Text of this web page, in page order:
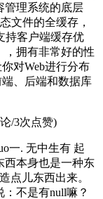
管理系统的底层
文件的全缓存，
持客户端缓存优
，拥有非常好的性
对Web进行分布
、后端和数据库
/3次点赞)
一. 无中生有 起
西本身也是一种东
点儿东西出来。
不是有null嘛？